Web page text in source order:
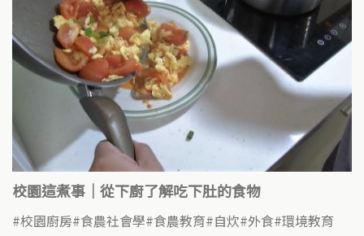
校園這煮事｜從下廚了解吃下肚的食物
校園廚房 食農社會學 食農教育 自炊 外食 環境教育